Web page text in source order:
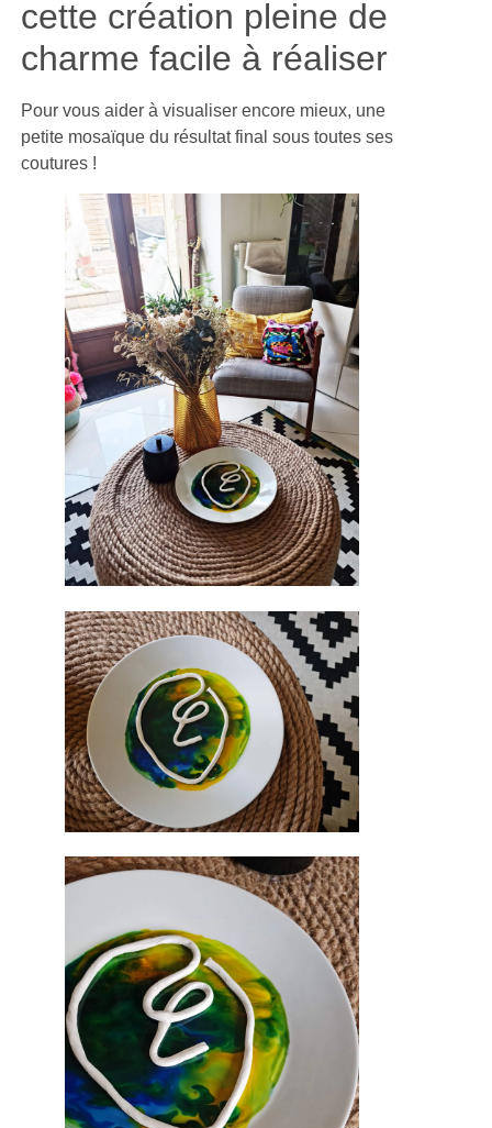
cette création pleine de
charme facile à réaliser
Pour vous aider à visualiser encore mieux, une
petite mosaïque du résultat final sous toutes ses
coutures !